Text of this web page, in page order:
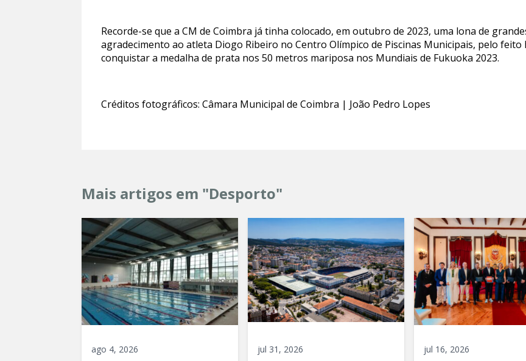
Recorde-se que a CM de Coimbra já tinha colocado, em outubro de 2023, uma lona de
agradecimento ao atleta Diogo Ribeiro no Centro Olímpico de Piscinas Municipais, pelo
conquistar a medalha de prata nos 50 metros mariposa nos Mundiais de Fukuoka 2023.
Créditos fotográficos: Câmara Municipal de Coimbra | João Pedro Lopes
Mais artigos em "Desporto"
ago 4, 2026 jul 31, 2026 jul 16, 2026